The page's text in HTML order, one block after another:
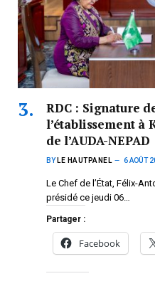
RDC : Signature
l’établissement à
de l’AUDA-NEPAD
BY LE HAUTPANEL 6 AOÛT
Le Chef de l’État, Félix-
présidé ce jeudi 06…
Partager :
Facebook